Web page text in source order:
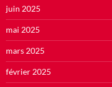
juin 2025
mai 2025
mars 2025
février 2025